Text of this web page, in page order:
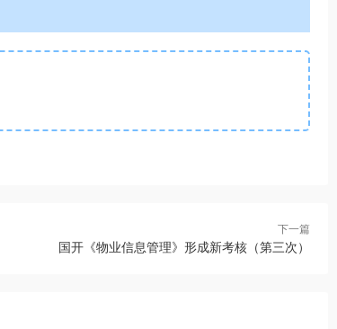
下一篇
国开《物业信息管理》形成新考核（第三次）